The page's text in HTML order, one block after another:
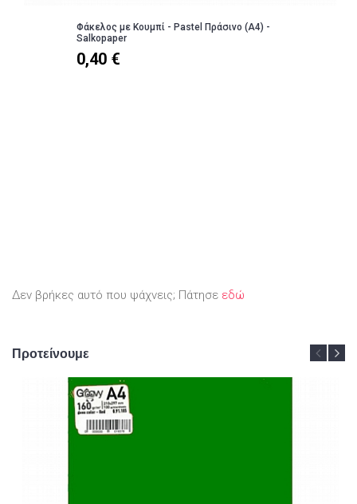
Φάκελος με Kουμπί - Pastel Πράσινο (Α4) -
Salkopaper
0,40 €
Δεν βρήκες αυτό που ψάχνεις; Πάτησε εδώ
Προτείνουμε